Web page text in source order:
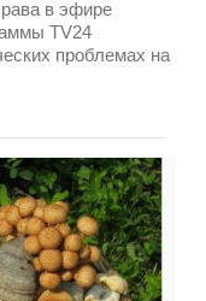
в эфире
TV24
проблемах на